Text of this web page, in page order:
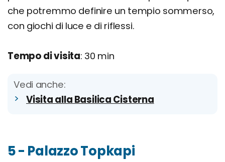
che potremmo definire un tempio sommerso,
con giochi di luce e di riflessi.
Tempo di visita: 30 min
Vedi anche:
Visita alla Basilica Cisterna
5 - Palazzo Topkapi